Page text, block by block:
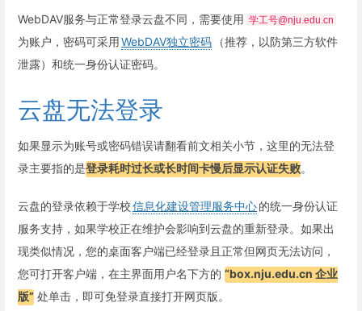
WebDAV服务与正常登录云盘不同，需要使用 学工号@nju.edu.cn
为账户，密码可采用 WebDAV独立密码
（推荐，以防第三方软件
泄露）和统一身份认证密码。
云盘无法登录
如果显示为账号或密码错误请翻看前文相关小节，这里的无法登
录主要指的是登录耗时过长或长时间卡慢后显示认证失败。
云盘的登录依赖于学校信息化建设管理服务中心的统一身份认证
服务支持，如果学校正在维护会影响到云盘的重新登录。如果出
现类似情况，您的桌面客户端已经登录且正常但网页无法访问，
您可打开客户端，在主界面用户名下方的 “box.nju.edu.cn 企业
版” 处单击，即可免登录直接打开网页版。